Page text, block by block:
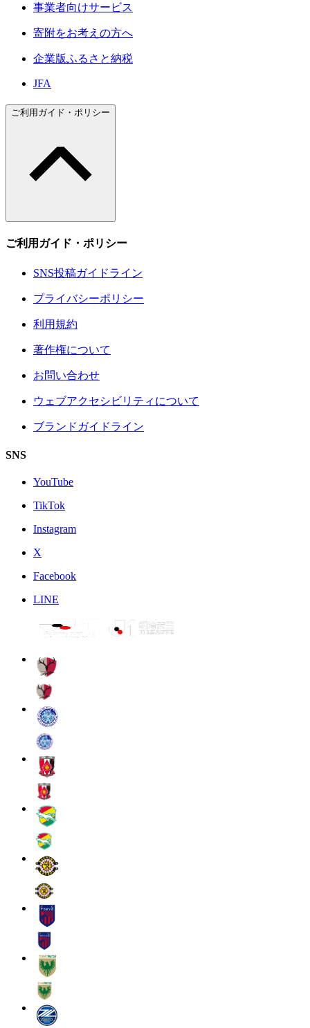
事業者向けサービス
寄附をお考えの方へ
企業版ふるさと納税
JFA
ご利用ガイド・ポリシー
ご利用ガイド・ポリシー
SNS投稿ガイドライン
プライバシーポリシー
利用規約
著作権について
お問い合わせ
ウェブアクセシビリティについて
ブランドガイドライン
SNS
YouTube
TikTok
Instagram
X
Facebook
LINE